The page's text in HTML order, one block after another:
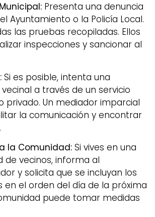
Presenta una denuncia
Ayuntamiento o la Policía Local.
las pruebas recopiladas. Ellos
inspecciones y sancionar al
Si es posible, intenta una
a través de un servicio
privado. Un mediador imparcial
la comunicación y encontrar
la Comunidad: Si vives en una
de vecinos, informa al
y solicita que se incluyan los
en el orden del día de la próxima
puede tomar medidas